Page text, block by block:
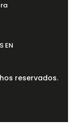
EN
reservados.